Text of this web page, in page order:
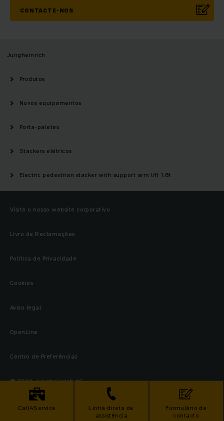
Call4Service
Linha direta de
assistência
Formulário de
contacto
CONTACTE-NOS
Jungheinrich
Produtos
Novos equipamentos
Porta-paletes
Stackers elétricos
Electric pedestrian stacker with support arm lift 1.8t
Visite o nosso website corporativo
Livro de Reclamações
Política de Privacidade
Cookies
Aviso legal
OpenLine
Centro de Preferências
© 2026 Jungheinrich AG